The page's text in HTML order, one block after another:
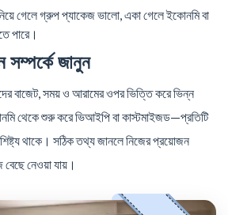
গেলে গ্রুপ প্যাকেজ ভালো, একা গেলে ইকোনমি বা
পারে।
সম্পর্কে জানুন
বাজেট, সময় ও আরামের ওপর ভিত্তি করে ভিন্ন
থেকে শুরু করে ভিআইপি বা কাস্টমাইজড—প্রতিটি
থাকে। সঠিক তথ্য জানলে নিজের প্রয়োজন
নেওয়া যায়।